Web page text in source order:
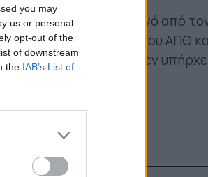
you may
us or personal
opt-out of the
of downstream
the IAB’s List of
Έπεσε στο κενό από
της Νομικής του ΑΠΘ
περβάζι και δεν
18.10.2022